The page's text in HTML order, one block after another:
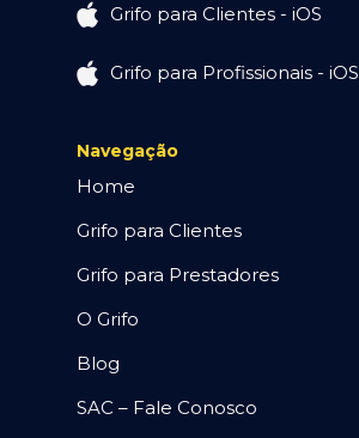
Grifo para Clientes - iOS
Grifo para Profissionais - iOS
Navegação
Home
Grifo para Clientes
Grifo para Prestadores
O Grifo
Blog
SAC – Fale Conosco